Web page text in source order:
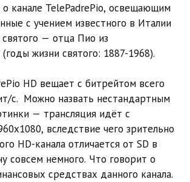
о канале TelePadrePio, освещающим
с учением известного в Италии
святого — отца Пио из
жизни святого: 1887-1968).
HD вещает с битрейтом всего
с. Можно назвать нестандартным
— трансляция идёт с
вследствие чего зрительно
HD-канала отличается от SD в
совсем немного. Что говорит о
средствах данного канала.